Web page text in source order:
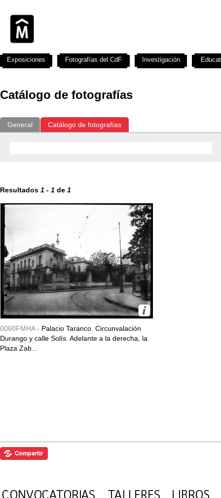
Catálogo de fotografías
General Catálogo de fotografías
Resultados 1 - 1 de 1
0060FMHA - Palacio Taranco. Circunvalación
Durango y calle Solís. Adelante a la derecha, la
Plaza Zab...
Exposiciones Fotografías del CdF Investigación